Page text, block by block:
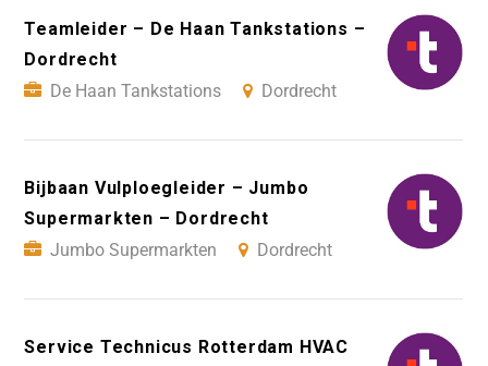
Teamleider – De Haan Tankstations –
Dordrecht
De Haan Tankstations
Dordrecht
Bijbaan Vulploegleider – Jumbo
Supermarkten – Dordrecht
Jumbo Supermarkten
Dordrecht
Service Technicus Rotterdam HVAC